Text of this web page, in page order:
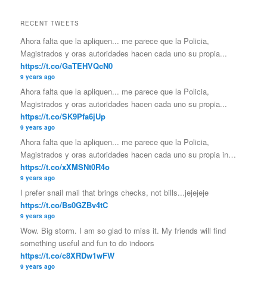
RECENT TWEETS
Ahora falta que la apliquen... me parece que la Policia,
Magistrados y oras autoridades hacen cada uno su propia...
https://t.co/GaTEHVQcN0
9 years ago
Ahora falta que la apliquen... me parece que la Policia,
Magistrados y oras autoridades hacen cada uno su propia...
https://t.co/SK9Pfa6jUp
9 years ago
Ahora falta que la apliquen... me parece que la Policia,
Magistrados y oras autoridades hacen cada uno su propia in…
https://t.co/xXMSNt0R4o
9 years ago
I prefer snail mail that brings checks, not bills...jejejeje
https://t.co/Bs0GZBv4tC
9 years ago
Wow. Big storm. I am so glad to miss it. My friends will find
something useful and fun to do indoors
https://t.co/c8XRDw1wFW
9 years ago